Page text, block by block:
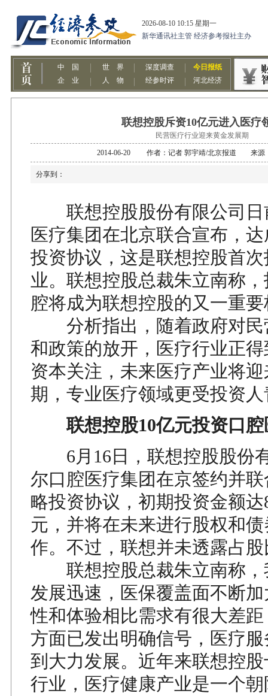
联想控股斥资10亿元进入医疗
民营医疗行业迎来黄金发展期
2014-06-20 作者：记者 郭宇靖/北京报道 来源
分享到：
联想控股股份有限公司日
医疗集团在北京联合宣布，
投资协议，这是联想控股首
业。联想控股总裁朱立南称
腔将成为联想控股的又一重
分析指出，随着政府对民
和政策的放开，医疗行业正
资本关注，未来医疗产业将
期，专业医疗领域更受投资
联想控股10亿元投资口腔
6月16日，联想控股股份
尔口腔医疗集团在京签约并
略投资协议，初期投资金额达
元，并将在未来进行股权和
作。不过，联想并未透露占
联想控股总裁朱立南称，
发展迅速，医保覆盖面不断
性和体验相比需求有很大差
方面已发出明确信号，医疗
到大力发展。近年来联想控
行业，医疗健康产业是一个